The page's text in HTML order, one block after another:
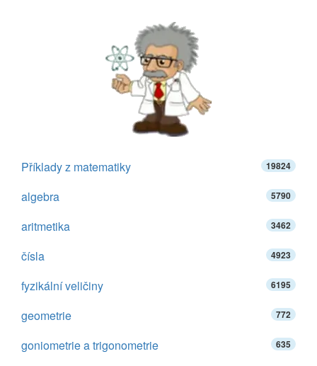
Příklady z matematiky 19824
algebra 5790
aritmetika 3462
čísla 4923
fyzikální veličiny 6195
geometrie 772
goniometrie a trigonometrie 635